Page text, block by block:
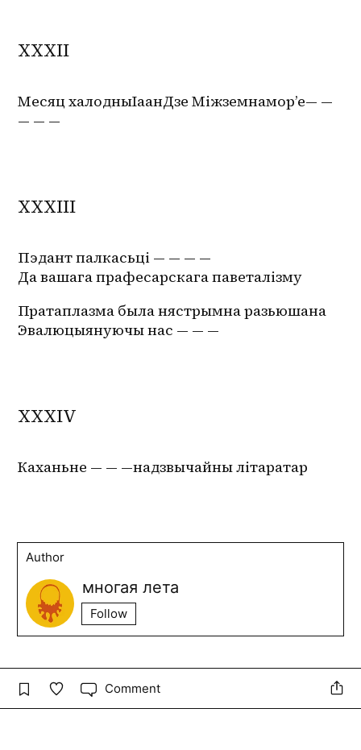
XXXII
Месяц халодныІаанДзе Міжземнамор’е— —
— — —
XXXIII
Пэдант палкасьці — — — —
Да вашага прафесарскага паветалізму
Пратаплазма была нястрымна разьюшана
Эвалюцыянуючы нас — — —
XXXIV
Каханьне — — —надзвычайны літаратар
Author
многая лета
Follow
Comment